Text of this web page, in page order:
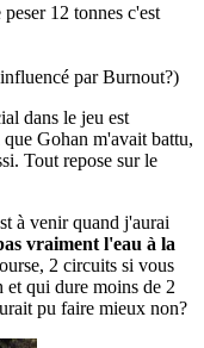
12 tonnes c'est
par Burnout?)
dans le jeu est
Gohan m'avait battu,
Tout repose sur le
à venir quand j'aurai
vraiment l'eau à la
2 circuits si vous
et qui dure moins de 2
pu faire mieux non?